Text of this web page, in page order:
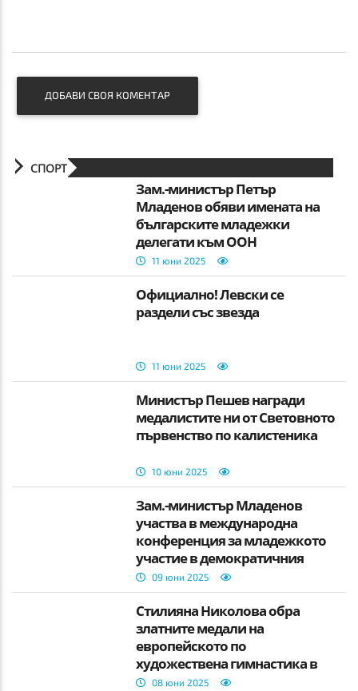
ДОБАВИ СВОЯ КОМЕНТАР
СПОРТ
Зам.-министър Петър
Младенов обяви имената на
българските младежки
делегати към ООН
11 юни 2025
Официално! Левски се
раздели със звезда
11 юни 2025
Министър Пешев награди
медалистите ни от Световното
първенство по калистеника
10 юни 2025
Зам.-министър Младенов
участва в международна
конференция за младежкото
участие в демократичния
живо
09 юни 2025
Стилияна Николова обра
златните медали на
европейското по
художествена гимнастика в
Талин
08 юни 2025